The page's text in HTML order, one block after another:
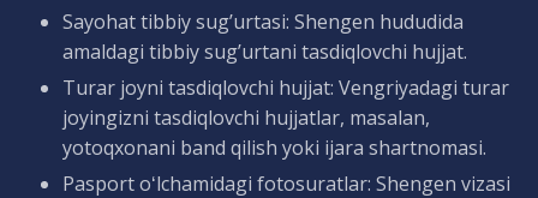
Sayohat tibbiy sug’urtasi: Shengen hududida
amaldagi tibbiy sug’urtani tasdiqlovchi hujjat.
Turar joyni tasdiqlovchi hujjat: Vengriyadagi turar
joyingizni tasdiqlovchi hujjatlar, masalan,
yotoqxonani band qilish yoki ijara shartnomasi.
Pasport oʻlchamidagi fotosuratlar: Shengen vizasi